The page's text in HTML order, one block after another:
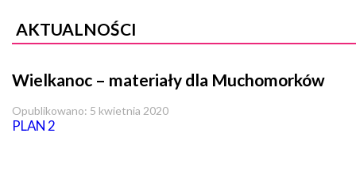
AKTUALNOŚCI
Wielkanoc – materiały dla Muchomorków
Opublikowano: 5 kwietnia 2020
PLAN 2